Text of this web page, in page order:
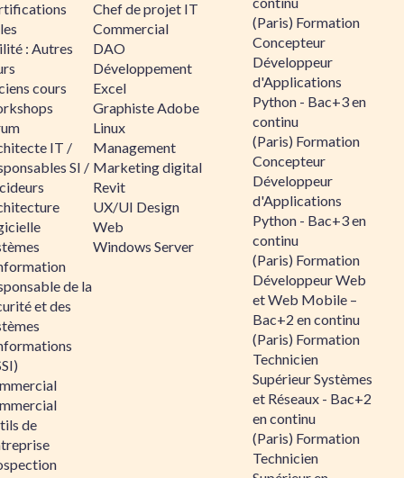
: Autres
cours
IT /
SI /
de la
et des
de
Chef de projet IT
Commercial
DAO
Développement
Excel
Graphiste Adobe
Linux
Management
Marketing digital
Revit
UX/UI Design
Web
Windows Server
(Paris) Formation
Concepteur
Développeur
d'Applications
Python - Bac+3 en
continu
(Paris) Formation
Concepteur
Développeur
d'Applications
Python - Bac+3 en
continu
(Paris) Formation
Développeur Web
et Web Mobile –
Bac+2 en continu
(Paris) Formation
Technicien
Supérieur Systèmes
et Réseaux - Bac+2
en continu
(Paris) Formation
Technicien